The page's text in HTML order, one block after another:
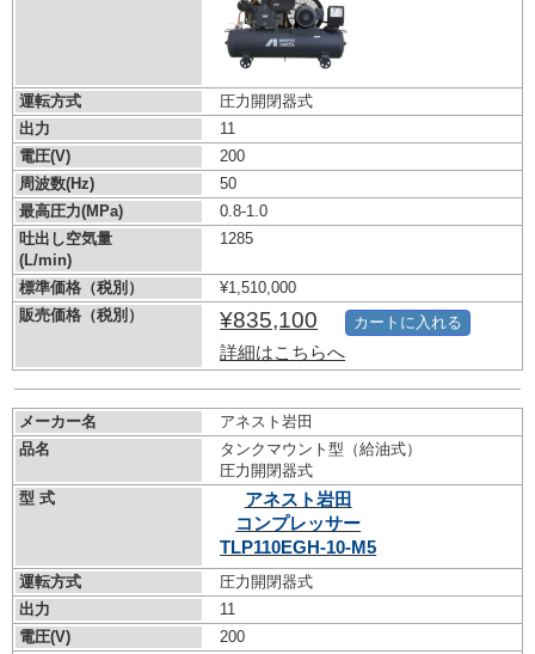
運転方式
圧力開閉器式
出力
11
電圧(V)
200
周波数(Hz)
50
最高圧力(MPa)
0.8-1.0
吐出し空気量
(L/min)
1285
標準価格（税別）
¥1,510,000
販売価格（税別）
¥835,100
詳細はこちらへ
カートに入れる
メーカー名
アネスト岩田
品名
タンクマウント型（給油式）
圧力開閉器式
型 式
アネスト岩田
コンプレッサー
TLP110EGH-10-M5
運転方式
圧力開閉器式
出力
11
電圧(V)
200